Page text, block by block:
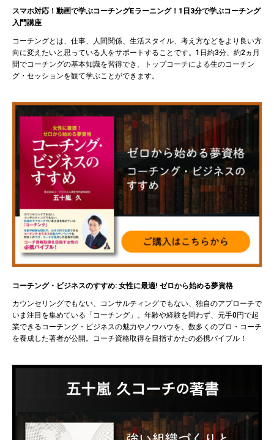
スマホ対応！動画で学ぶコーチングEラーニング！1日3分で学ぶコーチング
入門講座
コーチングとは、仕事、人間関係、生活スタイル、考え方などをより良い方
向に変えたいと思っている人をサポートすることです。1日約3分、約2ヵ月
間でコーチングの基本知識を習得でき、トップコーチによる生のコーチン
グ・セッションを観て学ぶことができます。
コーチング・ビジネスのすすめ: 女性に最適! ゼロから始める夢資格
カウンセリングでもない、コンサルティングでもない、独自のアプローチで
いま注目を集めている「コーチング」。年齢や経験を問わず、元手0円で起
業できるコーチング・ビジネスの魅力やノウハウを、数多くのプロ・コーチ
を養成した著者が公開。コーチ資格取得を目指すかたの必携バイブル！